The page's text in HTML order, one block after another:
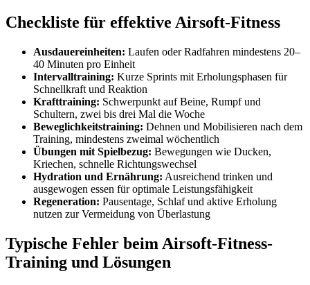
Checkliste für effektive Airsoft-Fitness
Ausdauereinheiten: Laufen oder Radfahren mindestens 20–
40 Minuten pro Einheit
Intervalltraining: Kurze Sprints mit Erholungsphasen für
Schnellkraft und Reaktion
Krafttraining: Schwerpunkt auf Beine, Rumpf und
Schultern, zwei bis drei Mal die Woche
Beweglichkeitstraining: Dehnen und Mobilisieren nach dem
Training, mindestens zweimal wöchentlich
Übungen mit Spielbezug: Bewegungen wie Ducken,
Kriechen, schnelle Richtungswechsel
Hydration und Ernährung: Ausreichend trinken und
ausgewogen essen für optimale Leistungsfähigkeit
Regeneration: Pausentage, Schlaf und aktive Erholung
nutzen zur Vermeidung von Überlastung
Typische Fehler beim Airsoft-Fitness-
Training und Lösungen